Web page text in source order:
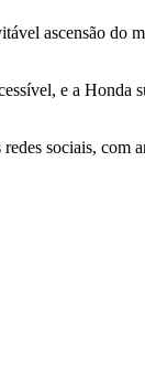
ascensão do
e a Honda
sociais, com